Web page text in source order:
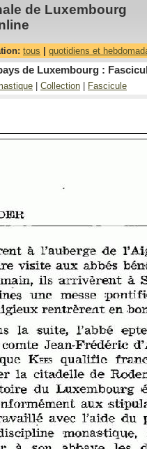
de Luxembourg
tous quotidiens et
de Luxembourg :
Collection Fascicule